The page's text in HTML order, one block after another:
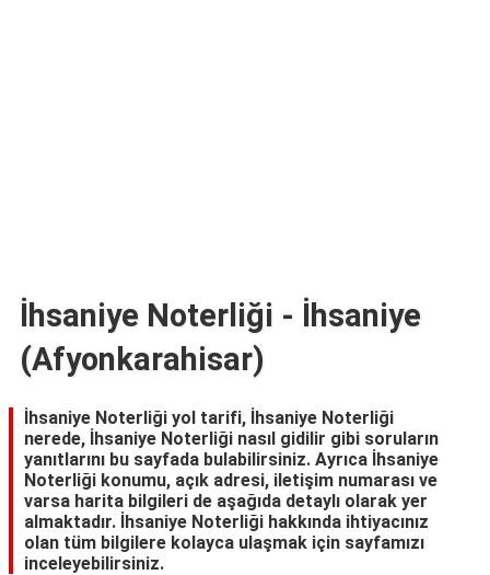
İhsaniye Noterliği - İhsaniye
(Afyonkarahisar)
İhsaniye Noterliği yol tarifi, İhsaniye Noterliği
nerede, İhsaniye Noterliği nasıl gidilir gibi soruların
yanıtlarını bu sayfada bulabilirsiniz. Ayrıca İhsaniye
Noterliği konumu, açık adresi, iletişim numarası ve
varsa harita bilgileri de aşağıda detaylı olarak yer
almaktadır. İhsaniye Noterliği hakkında ihtiyacınız
olan tüm bilgilere kolayca ulaşmak için sayfamızı
inceleyebilirsiniz.